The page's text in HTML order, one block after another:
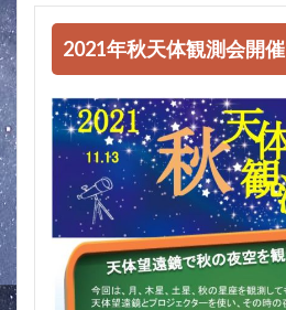
2021年秋天体観測会開催